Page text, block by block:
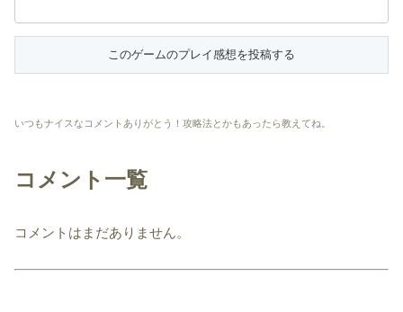
いつもナイスなコメントありがとう！攻略法とかもあったら教えてね。
コメント一覧
コメントはまだありません。